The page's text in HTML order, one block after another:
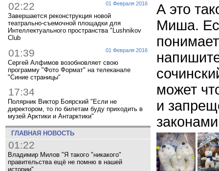
01 Февраля 2016
02:22
Завершается реконструкция новой
театрально-съемочной площадки для
Интеллектуального пространства "Lushnikov
Club
01 Февраля 2016
01:39
Сергей Алфимов возобновляет свою
программу "Фото Формат" на телеканале
"Синие страницы"
17:34
Полярник Виктор Боярский "Если не
директором, то по билетам буду приходить в
музей Арктики и Антарктики"
ГЛАВНАЯ НОВОСТЬ
01:22
Владимир Милов "Я такого "никакого"
правительства ещё не помню в нашей
истории"
А это
Миша.
может
и